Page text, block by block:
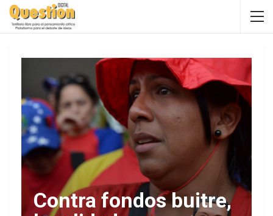
Contra fondos buitre,